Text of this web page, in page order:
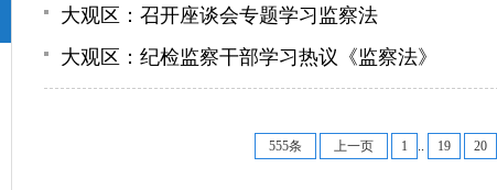
大观区：召开座谈会专题学习监察法
大观区：纪检监察干部学习热议《监察法》
555条 上一页 1 .. 19 20